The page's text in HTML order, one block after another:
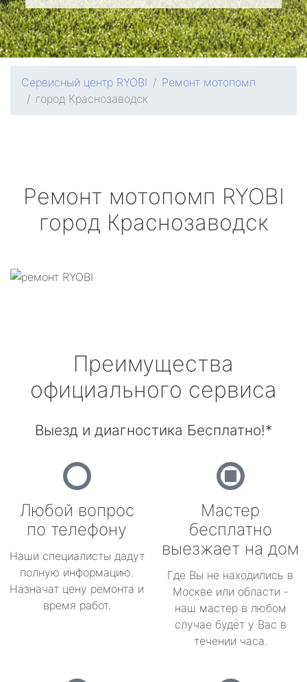
Сервисный центр RYOBI
Ремонт мотопомп
город Краснозаводск
Ремонт мотопомп RYOBI
город Краснозаводск
Преимущества
официального сервиса
Выезд и диагностика Бесплатно!*
Любой вопрос
по телефону
Наши специалисты дадут
полную информацию.
Назначат цену ремонта и
время работ.
Мастер
бесплатно
выезжает на дом
Где Вы не находились в
Москве или области -
наш мастер в любом
случае будет у Вас в
течении часа.